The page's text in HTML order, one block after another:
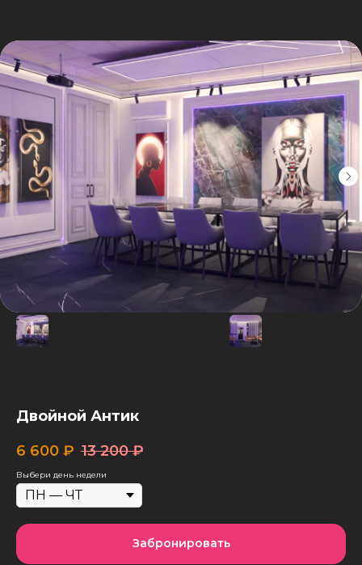
Двойной Антик
6 600 ₽ 13 200 ₽
Выбери день недели
Забронировать